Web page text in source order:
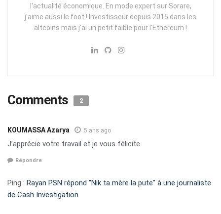
l'actualité économique. En mode expert sur Sorare,
j'aime aussi le foot ! Investisseur depuis 2015 dans les
altcoins mais j'ai un petit faible pour l'Ethereum !
Comments 2
KOUMASSA Azarya 5 ans ago
J’apprécie votre travail et je vous félicite.
Répondre
Ping : Rayan PSN répond "Nik ta mère la pute" à une journaliste
de Cash Investigation